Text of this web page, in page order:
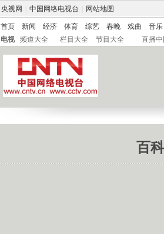
央视网 中国网络电视台 网站地图
首页 新闻 经济 体育 综艺 春晚 戏曲 音乐
电视
频道大全 栏目大全 节目大全 直播中
百